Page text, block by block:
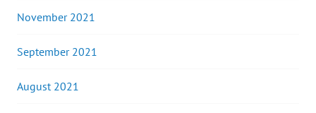
November 2021
September 2021
August 2021